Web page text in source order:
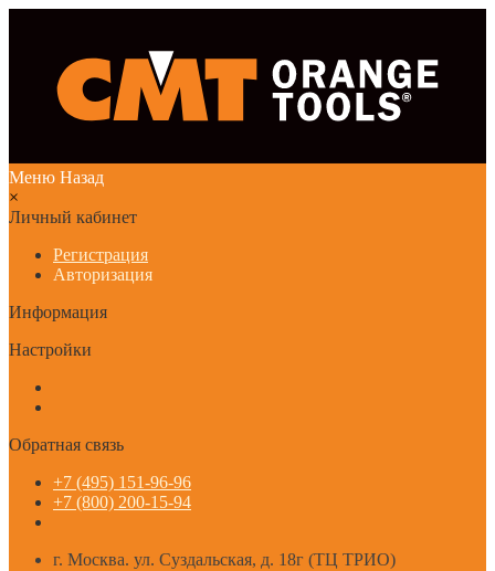
Меню Назад
×
Личный кабинет
Регистрация
Авторизация
Информация
Настройки
Обратная связь
+7 (495) 151-96-96
+7 (800) 200-15-94
г. Москва. ул. Суздальская, д. 18г (ТЦ ТРИО)